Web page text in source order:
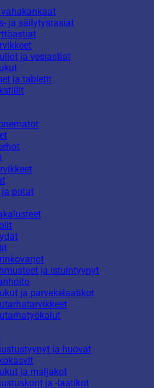
ja säilytysrasiat
ja vesiastiat
ja tabletit
ja potat
ja istuintyynyt
ja parvekelaatikot
ja huovat
ja maljakot
ja -laatikot